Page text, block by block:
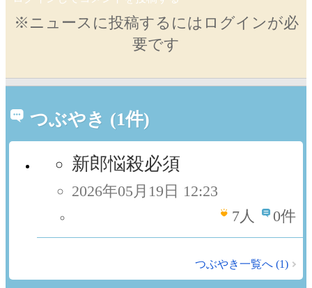
※ニュースに投稿するにはログインが必
要です
つぶやき (1件)
新郎悩殺必須
2026年05月19日 12:23
7 人 0件
つぶやき一覧へ (1)